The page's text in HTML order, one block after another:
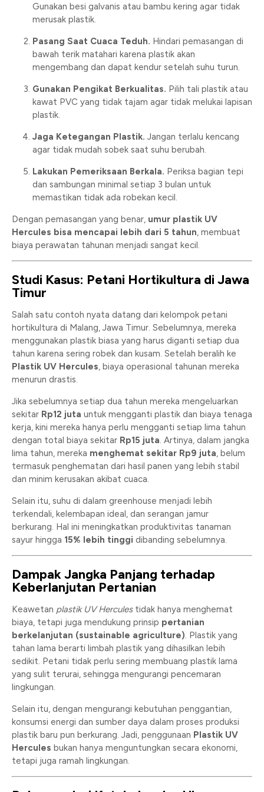
Gunakan besi galvanis atau bambu kering agar tidak
merusak plastik.
Pasang Saat Cuaca Teduh. Hindari pemasangan di
bawah terik matahari karena plastik akan
mengembang dan dapat kendur setelah suhu turun.
Gunakan Pengikat Berkualitas. Pilih tali plastik atau
kawat PVC yang tidak tajam agar tidak melukai lapisan
plastik.
Jaga Ketegangan Plastik. Jangan terlalu kencang
agar tidak mudah sobek saat suhu berubah.
Lakukan Pemeriksaan Berkala. Periksa bagian tepi
dan sambungan minimal setiap 3 bulan untuk
memastikan tidak ada robekan kecil.
Dengan pemasangan yang benar, umur plastik UV
Hercules bisa mencapai lebih dari 5 tahun, membuat
biaya perawatan tahunan menjadi sangat kecil.
Studi Kasus: Petani Hortikultura di Jawa
Timur
Salah satu contoh nyata datang dari kelompok petani
hortikultura di Malang, Jawa Timur. Sebelumnya, mereka
menggunakan plastik biasa yang harus diganti setiap dua
tahun karena sering robek dan kusam. Setelah beralih ke
Plastik UV Hercules, biaya operasional tahunan mereka
menurun drastis.
Jika sebelumnya setiap dua tahun mereka mengeluarkan
sekitar Rp12 juta untuk mengganti plastik dan biaya tenaga
kerja, kini mereka hanya perlu mengganti setiap lima tahun
dengan total biaya sekitar Rp15 juta. Artinya, dalam jangka
lima tahun, mereka menghemat sekitar Rp9 juta, belum
termasuk penghematan dari hasil panen yang lebih stabil
dan minim kerusakan akibat cuaca.
Selain itu, suhu di dalam greenhouse menjadi lebih
terkendali, kelembapan ideal, dan serangan jamur
berkurang. Hal ini meningkatkan produktivitas tanaman
sayur hingga 15% lebih tinggi dibanding sebelumnya.
Dampak Jangka Panjang terhadap
Keberlanjutan Pertanian
Keawetan plastik UV Herculestidak hanya menghemat
biaya, tetapi juga mendukung prinsip pertanian
berkelanjutan (sustainable agriculture). Plastik yang
tahan lama berarti limbah plastik yang dihasilkan lebih
sedikit. Petani tidak perlu sering membuang plastik lama
yang sulit terurai, sehingga mengurangi pencemaran
lingkungan.
Selain itu, dengan mengurangi kebutuhan penggantian,
konsumsi energi dan sumber daya dalam proses produksi
plastik baru pun berkurang. Jadi, penggunaan Plastik UV
Hercules bukan hanya menguntungkan secara ekonomi,
tetapi juga ramah lingkungan.